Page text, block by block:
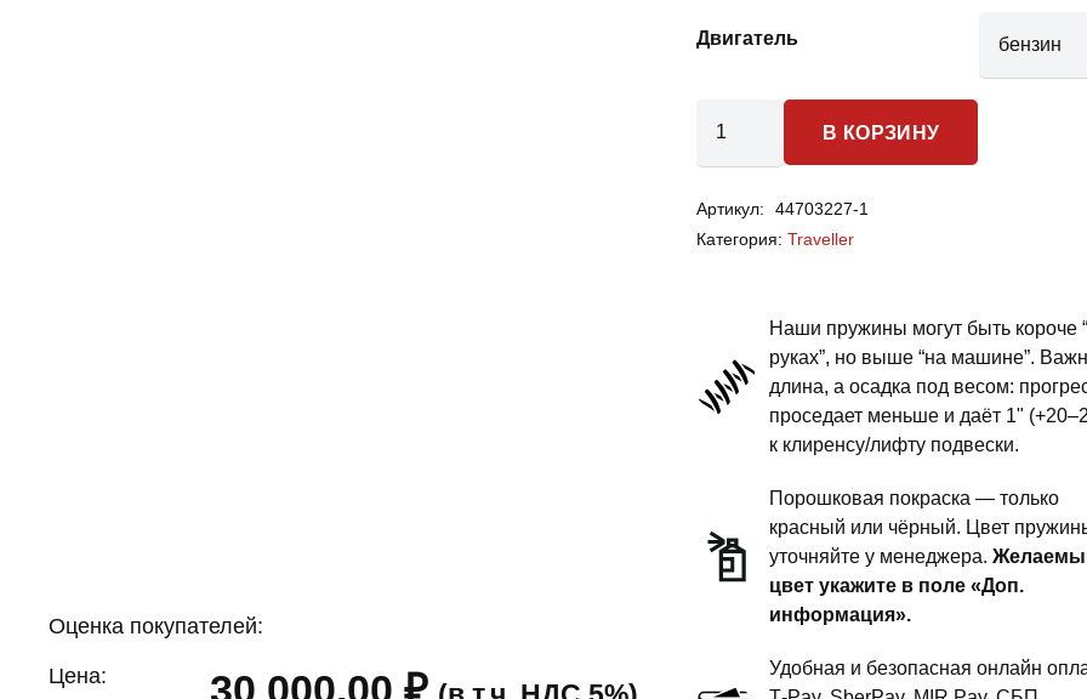
Оценка покупателей:
Цена: 30 000,00₽
Двигатель
Traveller
-
передней
подвески
комфорт
В КОРЗИНУ
Артикул:
44703227-1
Категория:Traveller
Наши пружины могут быть короче
руках”, но выше “на машине”.
длина, а осадка под весом:
проседает меньше и даёт 1"
к клиренсу/лифту подвески.
Порошковая покраска — только
красный или чёрный. Цвет
уточняйте у менеджера.
цвет укажите в поле «Доп.
информация».
Удобная и безопасная онлайн